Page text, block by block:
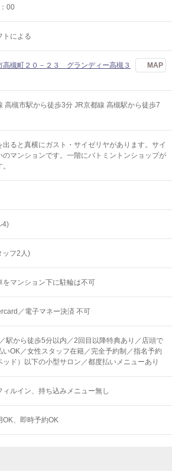
00
トによる
高槻町２０－２３ グランディー高槻３
MAP
高槻市駅から徒歩3分 JR京都線 高槻駅から徒歩7
出ると真横にガスト・サイゼリヤがあります。サイ
のマンションです。一階にバトミントンショップが
4)
ッフ2人)
マンション下に駐輪は不可
／電子マネー決済 不可
駅から徒歩5分以内／2回目以降特典あり／店頭で
いOK／女性スタッフ在籍／完全予約制／指名予約
ッド）以下の小型サロン／都度払いメニューあり
ィルイン、持ち込みメニュー無し
OK 即時予約OK